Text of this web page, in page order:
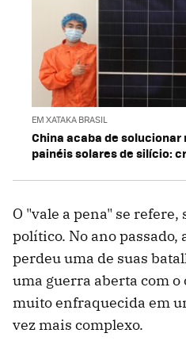
EM XATAKA BRASIL
China acaba de
painéis solares de silício:
O "vale a pena" se refere,
político. No ano passado,
perdeu uma de suas
uma guerra aberta com o
muito enfraquecida em
vez mais complexo.